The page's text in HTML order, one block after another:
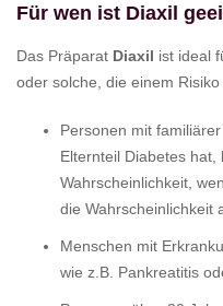
Für wen ist Diaxil
Das Präparat Diaxil ist ideal
oder solche, die einem
Personen mit
Elternteil Diabetes hat,
Wahrscheinlichkeit,
die Wahrscheinlichkeit
Menschen mit
wie z.B. Pankreatitis